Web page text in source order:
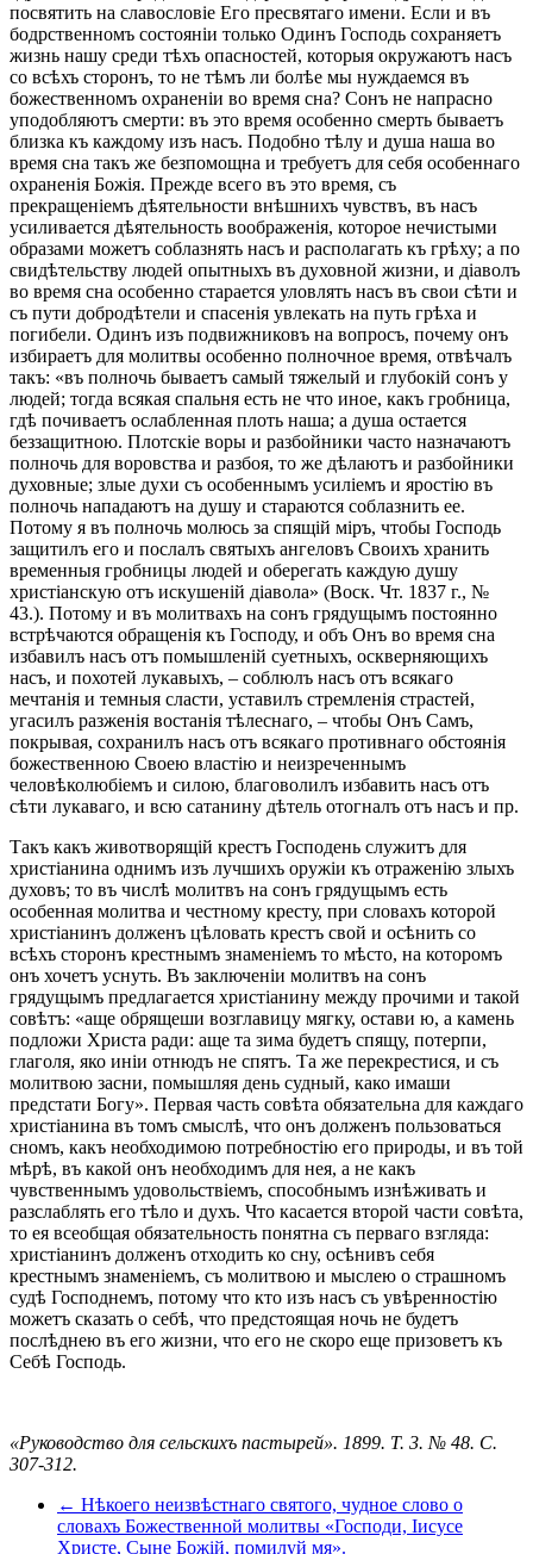
посвятить на славословіе Его пресвятаго имени. Если и въ
бодрственномъ состояніи только Одинъ Господь сохраняетъ
жизнь нашу среди тѣхъ опасностей, которыя окружаютъ насъ
со всѣхъ сторонъ, то не тѣмъ ли болѣе мы нуждаемся въ
божественномъ охраненіи во время сна? Сонъ не напрасно
уподобляютъ смерти: въ это время особенно смерть бываетъ
близка къ каждому изъ насъ. Подобно тѣлу и душа наша во
время сна такъ же безпомощна и требуетъ для себя особеннаго
охраненія Божія. Прежде всего въ это время, съ
прекращеніемъ дѣятельности внѣшнихъ чувствъ, въ насъ
усиливается дѣятельность воображенія, которое нечистыми
образами можетъ соблазнять насъ и располагать къ грѣху; а по
свидѣтельству людей опытныхъ въ духовной жизни, и діаволъ
во время сна особенно старается уловлять насъ въ свои сѣти и
съ пути добродѣтели и спасенія увлекать на путь грѣха и
погибели. Одинъ изъ подвижниковъ на вопросъ, почему онъ
избираетъ для молитвы особенно полночное время, отвѣчалъ
такъ: «въ полночь бываетъ самый тяжелый и глубокій сонъ у
людей; тогда всякая спальня есть не что иное, какъ гробница,
гдѣ почиваетъ ослабленная плоть наша; а душа остается
беззащитною. Плотскіе воры и разбойники часто назначаютъ
полночь для воровства и разбоя, то же дѣлаютъ и разбойники
духовные; злые духи съ особеннымъ усиліемъ и яростію въ
полночь нападаютъ на душу и стараются соблазнить ее.
Потому я въ полночь молюсь за спящій міръ, чтобы Господь
защитилъ его и послалъ святыхъ ангеловъ Своихъ хранить
временныя гробницы людей и оберегать каждую душу
христіанскую отъ искушеній діавола» (Воск. Чт. 1837 г., №
43.). Потому и въ молитвахъ на сонъ грядущымъ постоянно
встрѣчаются обращенія къ Господу, и объ Онъ во время сна
избавилъ насъ отъ помышленій суетныхъ, оскверняющихъ
насъ, и похотей лукавыхъ, – соблюлъ насъ отъ всякаго
мечтанія и темныя сласти, уставилъ стремленія страстей,
угасилъ разженія востанія тѣлеснаго, – чтобы Онъ Самъ,
покрывая, сохранилъ насъ отъ всякаго противнаго обстоянія
божественною Своею властію и неизреченнымъ
человѣколюбіемъ и силою, благоволилъ избавить насъ отъ
сѣти лукаваго, и всю сатанину дѣтель отогналъ отъ насъ и пр.
Такъ какъ животворящій крестъ Господень служитъ для
христіанина однимъ изъ лучшихъ оружіи къ отраженію злыхъ
духовъ; то въ числѣ молитвъ на сонъ грядущымъ есть
особенная молитва и честному кресту, при словахъ которой
христіанинъ долженъ цѣловать крестъ свой и осѣнить со
всѣхъ сторонъ крестнымъ знаменіемъ то мѣсто, на которомъ
онъ хочетъ уснуть. Въ заключеніи молитвъ на сонъ
грядущымъ предлагается христіанину между прочими и такой
совѣтъ: «аще обрящеши возглавицу мягку, остави ю, а камень
подложи Христа ради: аще та зима будетъ спящу, потерпи,
глаголя, яко иніи отнюдъ не спятъ. Та же перекрестися, и съ
молитвою засни, помышляя день судный, како имаши
предстати Богу». Первая часть совѣта обязательна для каждаго
христіанина въ томъ смыслѣ, что онъ долженъ пользоваться
сномъ, какъ необходимою потребностію его природы, и въ той
мѣрѣ, въ какой онъ необходимъ для нея, а не какъ
чувственнымъ удовольствіемъ, способнымъ изнѣживать и
разслаблять его тѣло и духъ. Что касается второй части совѣта,
то ея всеобщая обязательность понятна съ перваго взгляда:
христіанинъ долженъ отходить ко сну, осѣнивъ себя
крестнымъ знаменіемъ, съ молитвою и мыслею о страшномъ
судѣ Господнемъ, потому что кто изъ насъ съ увѣренностію
можетъ сказать о себѣ, что предстоящая ночь не будетъ
послѣднею въ его жизни, что его не скоро еще призоветъ къ
Себѣ Господь.
«Руководство для сельскихъ пастырей». 1899. Т. 3. № 48. C.
307-312.
← Нѣкоего неизвѣстнаго святого, чудное слово о
словахъ Божественной молитвы «Господи, Іисусе
Христе, Сыне Божій, помилуй мя».